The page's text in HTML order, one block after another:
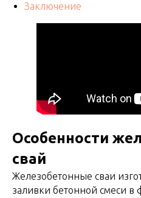
Заключение
Особенности
свай
Железобетонные сваи
заливки бетонной смеси